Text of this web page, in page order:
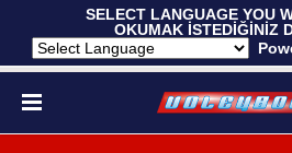
SELECT LANGUAGE YOU
OKUMAK İSTEDİĞİNİZ